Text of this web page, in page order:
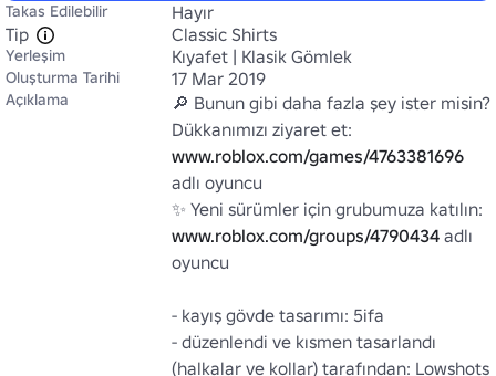
Takas Edilebilir
Hayır
Tip
Classic Shirts
Yerleşim Kıyafet | Klasik Gömlek
Oluşturma Tarihi 17 Mar 2019
Açıklama
🔎 Bunun gibi daha fazla şey ister misin?
www.roblox.com/games/4763381696
adlı oyuncu
www.roblox.com/groups/4790434 adlı
oyuncu
- kayış gövde tasarımı: 5ifa
- düzenlendi ve kısmen tasarlandı
(halkalar ve kollar) tarafından: Lowshots